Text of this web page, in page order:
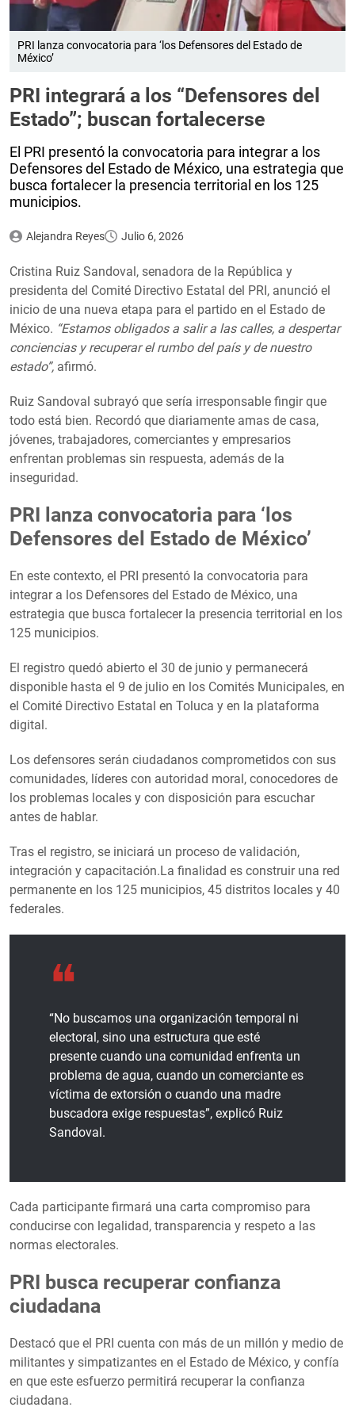
PRI lanza convocatoria para ‘los Defensores del Estado de
México’
PRI integrará a los “Defensores del
Estado”; buscan fortalecerse
El PRI presentó la convocatoria para integrar a los
Defensores del Estado de México, una estrategia que
busca fortalecer la presencia territorial en los 125
municipios.
Alejandra Reyes Julio 6, 2026
Cristina Ruiz Sandoval, senadora de la República y
presidenta del Comité Directivo Estatal del PRI, anunció el
inicio de una nueva etapa para el partido en el Estado de
México. “Estamos obligados a salir a las calles, a despertar
conciencias y recuperar el rumbo del país y de nuestro
estado”, afirmó.
Ruiz Sandoval subrayó que sería irresponsable fingir que
todo está bien. Recordó que diariamente amas de casa,
jóvenes, trabajadores, comerciantes y empresarios
enfrentan problemas sin respuesta, además de la
inseguridad.
PRI lanza convocatoria para ‘los
Defensores del Estado de México’
En este contexto, el PRI presentó la convocatoria para
integrar a los Defensores del Estado de México, una
estrategia que busca fortalecer la presencia territorial en los
125 municipios.
El registro quedó abierto el 30 de junio y permanecerá
disponible hasta el 9 de julio en los Comités Municipales, en
el Comité Directivo Estatal en Toluca y en la plataforma
digital.
Los defensores serán ciudadanos comprometidos con sus
comunidades, líderes con autoridad moral, conocedores de
los problemas locales y con disposición para escuchar
antes de hablar.
Tras el registro, se iniciará un proceso de validación,
integración y capacitación.La finalidad es construir una red
permanente en los 125 municipios, 45 distritos locales y 40
federales.
“No buscamos una organización temporal ni
electoral, sino una estructura que esté
presente cuando una comunidad enfrenta un
problema de agua, cuando un comerciante es
víctima de extorsión o cuando una madre
buscadora exige respuestas”, explicó Ruiz
Sandoval.
Cada participante firmará una carta compromiso para
conducirse con legalidad, transparencia y respeto a las
normas electorales.
PRI busca recuperar confianza
ciudadana
Destacó que el PRI cuenta con más de un millón y medio de
militantes y simpatizantes en el Estado de México, y confía
en que este esfuerzo permitirá recuperar la confianza
ciudadana.